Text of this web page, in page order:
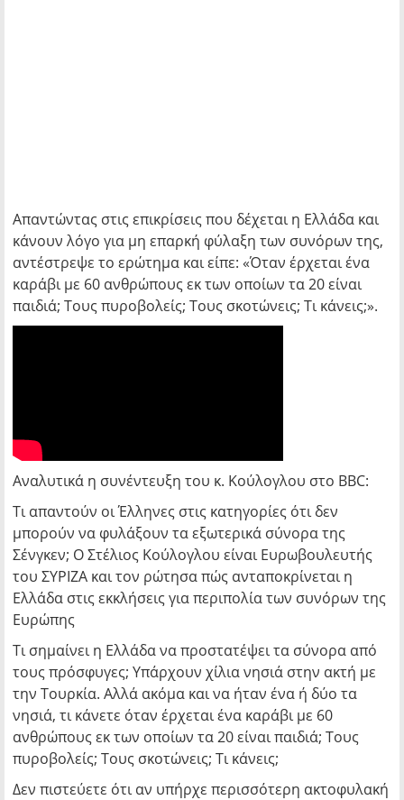
Απαντώντας στις επικρίσεις που δέχεται η Ελλάδα και
κάνουν λόγο για μη επαρκή φύλαξη των συνόρων της,
αντέστρεψε το ερώτημα και είπε: «Όταν έρχεται ένα
καράβι με 60 ανθρώπους εκ των οποίων τα 20 είναι
παιδιά; Τους πυροβολείς; Τους σκοτώνεις; Τι κάνεις;».
Αναλυτικά η συνέντευξη του κ. Κούλογλου στο BBC:
Τι απαντούν οι Έλληνες στις κατηγορίες ότι δεν
μπορούν να φυλάξουν τα εξωτερικά σύνορα της
Σένγκεν; Ο Στέλιος Κούλογλου είναι Ευρωβουλευτής
του ΣΥΡΙΖΑ και τον ρώτησα πώς ανταποκρίνεται η
Ελλάδα στις εκκλήσεις για περιπολία των συνόρων της
Ευρώπης
Τι σημαίνει η Ελλάδα να προστατέψει τα σύνορα από
τους πρόσφυγες; Υπάρχουν χίλια νησιά στην ακτή με
την Τουρκία. Αλλά ακόμα και να ήταν ένα ή δύο τα
νησιά, τι κάνετε όταν έρχεται ένα καράβι με 60
ανθρώπους εκ των οποίων τα 20 είναι παιδιά; Τους
πυροβολείς; Τους σκοτώνεις; Τι κάνεις;
Δεν πιστεύετε ότι αν υπήρχε περισσότερη ακτοφυλακή